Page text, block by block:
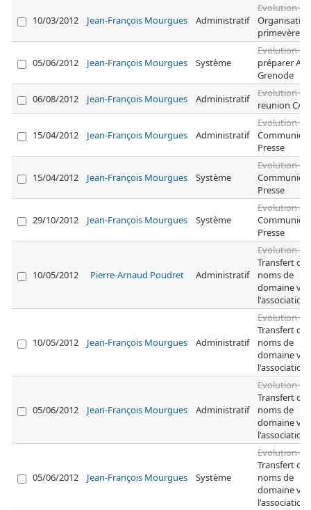
10/03/2012 Jean-François Mourgues Administratif
Evolution
Organisation
primevère
05/06/2012 Jean-François Mourgues Système
Evolution
préparer AG
Grenode
06/08/2012
Jean-François Mourgues Administratif
Evolution
reunion CA
15/04/2012 Jean-François Mourgues Administratif
Evolution
Presse
15/04/2012 Jean-François Mourgues Système
Evolution
Presse
29/10/2012 Jean-François Mourgues Système
Evolution
Presse
10/05/2012 Pierre-Arnaud Poudret Administratif
Evolution
Transfert des
noms de
domaine
l'association
10/05/2012 Jean-François Mourgues Administratif
Evolution
Transfert des
noms de
domaine
l'association
05/06/2012 Jean-François Mourgues Administratif
Evolution
Transfert des
noms de
domaine
l'association
05/06/2012 Jean-François Mourgues Système
Evolution
Transfert des
noms de
domaine
l'association